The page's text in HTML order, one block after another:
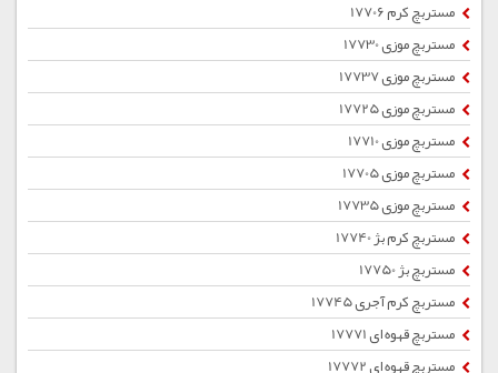
مستربچ کرم 17706
مستربچ موزی 17730
مستربچ موزی 17737
مستربچ موزی 17725
مستربچ موزی 17710
مستربچ موزی 17705
مستربچ موزی 17735
مستربچ کرم بژ 17740
مستربچ بژ 17750
مستربچ کرم آجری 17745
مستربچ قهوه ای 17771
مستربچ قهوه ای 17772